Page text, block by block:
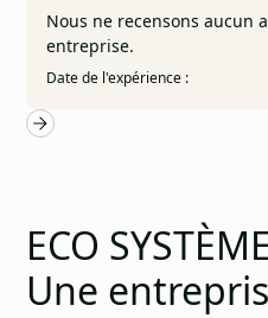
Nous ne recensons aucun
entreprise.
Date de l'expérience :
ECO
Une